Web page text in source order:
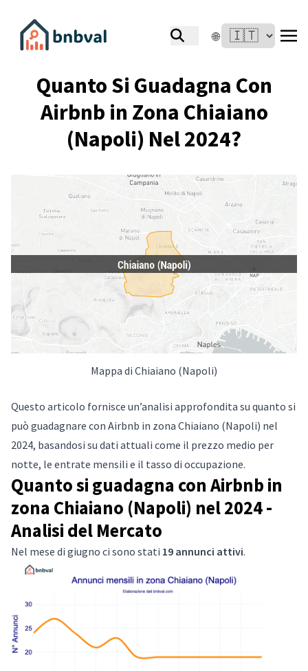
🌐
Quanto Si Guadagna Con
Airbnb in Zona Chiaiano
(Napoli) Nel 2024?
Mappa di Chiaiano (Napoli)
Questo articolo fornisce un’analisi approfondita su quanto si
può guadagnare con Airbnb in zona Chiaiano (Napoli) nel
2024, basandosi su dati attuali come il prezzo medio per
notte, le entrate mensili e il tasso di occupazione.
Quanto si guadagna con Airbnb in
zona Chiaiano (Napoli) nel 2024 -
Analisi del Mercato
Nel mese di giugno ci sono stati 19 annunci attivi.